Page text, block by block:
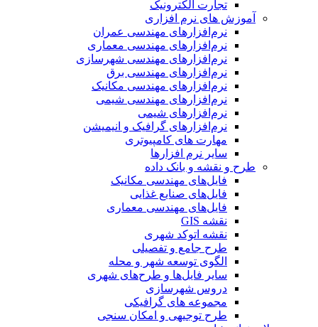
تجارت الکترونیک
آموزش های نرم افزاری
نرم‌افزارهای مهندسی عمران
نرم‌افزارهای مهندسی معماری
نرم‌افزارهای مهندسی شهرسازی
نرم‌افزارهای مهندسی برق
نرم‌افزارهای مهندسی مکانیک
نرم‌افزارهای مهندسی شیمی
نرم‌افزارهای شیمی
نرم‌افزارهای گرافیک و انیمیشن
مهارت های کامپیوتری
سایر نرم افزارها
طرح و نقشه و بانک داده
فایل‌های مهندسی مکانیک
فایل‌های صنایع غذایی
فایل‌های مهندسی معماری
نقشه GIS
نقشه اتوکد شهری
طرح جامع و تفصیلی
الگوی توسعه شهر و محله
سایر فایل‌ها و طرح‌های شهری
دروس شهرسازی
مجموعه های گرافیکی
طرح توجیهی و امکان سنجی